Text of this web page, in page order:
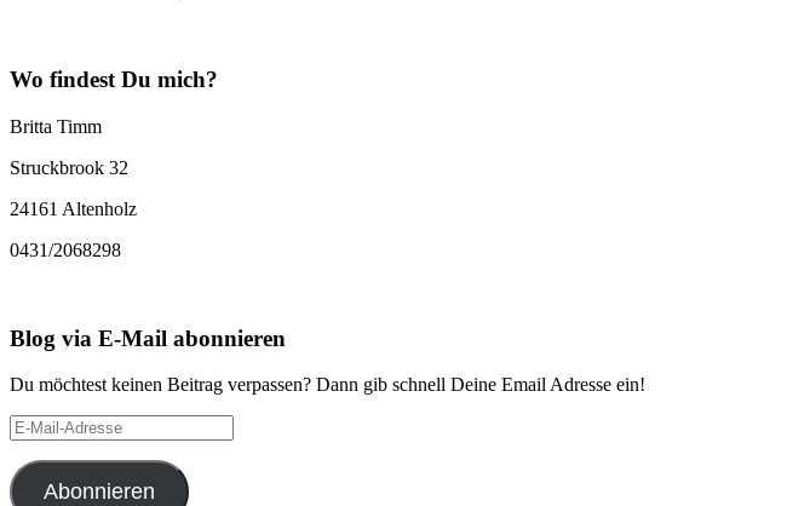
Wo findest Du mich?
Britta Timm
Struckbrook 32
24161 Altenholz
0431/2068298
Blog via E-Mail abonnieren
Du möchtest keinen Beitrag verpassen? Dann gib schnell Deine Email Adresse ein!
E-
Mail-
Adresse
Abonnieren